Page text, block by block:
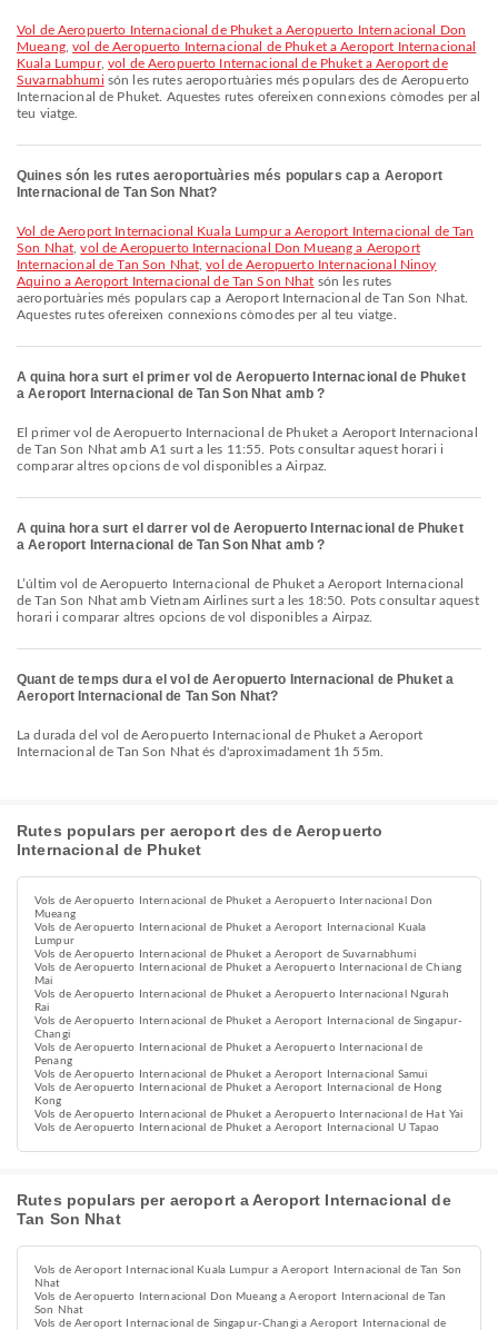
vol de Aeropuerto Internacional de Phuket a Aeropuerto Internacional Don
Mueang,vol de Aeropuerto Internacional de Phuket a Aeroport Internacional
Kuala Lumpur, vol de Aeropuerto Internacional de Phuket a Aeroport de
Suvarnabhumi són les rutes aeroportuàries més populars des de Aeropuerto
Internacional de Phuket. Aquestes rutes ofereixen connexions còmodes per al
teu viatge.
Quines són les rutes aeroportuàries més populars cap a Aeroport
Internacional de Tan Son Nhat?
vol de Aeroport Internacional Kuala Lumpur a Aeroport Internacional de Tan
Son Nhat ,vol de Aeropuerto Internacional Don Mueang a Aeroport
Internacional de Tan Son Nhat ,vol de Aeropuerto Internacional Ninoy
Aquino a Aeroport Internacional de Tan Son Nhat són les rutes
aeroportuàries més populars cap a Aeroport Internacional de Tan Son Nhat.
Aquestes rutes ofereixen connexions còmodes per al teu viatge.
A quina hora surt el primer vol de Aeropuerto Internacional de Phuket
a Aeroport Internacional de Tan Son Nhat amb ?
El primer vol de Aeropuerto Internacional de Phuket a Aeroport Internacional
de Tan Son Nhat amb A1 surt a les 11:55. Pots consultar aquest horari i
comparar altres opcions de vol disponibles a Airpaz.
A quina hora surt el darrer vol de Aeropuerto Internacional de Phuket
a Aeroport Internacional de Tan Son Nhat amb ?
L’últim vol de Aeropuerto Internacional de Phuket a Aeroport Internacional
de Tan Son Nhat amb Vietnam Airlines surt a les 18:50. Pots consultar aquest
horari i comparar altres opcions de vol disponibles a Airpaz.
Quant de temps dura el vol de Aeropuerto Internacional de Phuket a
Aeroport Internacional de Tan Son Nhat?
La durada del vol de Aeropuerto Internacional de Phuket a Aeroport
Internacional de Tan Son Nhat és d'aproximadament 1h 55m.
Rutes populars per aeroport des de Aeropuerto
Internacional de Phuket
Vols de Aeropuerto Internacional de Phuket a Aeropuerto Internacional Don
Mueang
Vols de Aeropuerto Internacional de Phuket a Aeroport Internacional Kuala
Lumpur
Vols de Aeropuerto Internacional de Phuket a Aeroport de Suvarnabhumi
Vols de Aeropuerto Internacional de Phuket a Aeropuerto Internacional de Chiang
Mai
Vols de Aeropuerto Internacional de Phuket a Aeropuerto Internacional Ngurah
Rai
Vols de Aeropuerto Internacional de Phuket a Aeroport Internacional de Singapur-
Changi
Vols de Aeropuerto Internacional de Phuket a Aeropuerto Internacional de
Penang
Vols de Aeropuerto Internacional de Phuket a Aeroport Internacional Samui
Vols de Aeropuerto Internacional de Phuket a Aeroport Internacional de Hong
Kong
Vols de Aeropuerto Internacional de Phuket a Aeropuerto Internacional de Hat Yai
Vols de Aeropuerto Internacional de Phuket a Aeroport Internacional U Tapao
Rutes populars per aeroport a Aeroport Internacional de
Tan Son Nhat
Vols de Aeroport Internacional Kuala Lumpur a Aeroport Internacional de Tan Son
Nhat
Vols de Aeropuerto Internacional Don Mueang a Aeroport Internacional de Tan
Son Nhat
Vols de Aeroport Internacional de Singapur-Changi a Aeroport Internacional de